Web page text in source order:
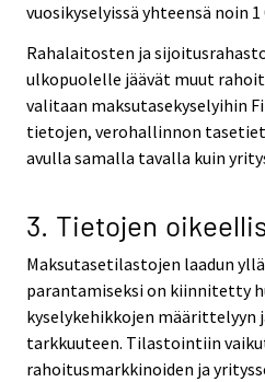
vuosikyselyissä yhteensä noin
Rahalaitosten ja
ulkopuolelle jäävät muut
valitaan maksutasekyselyihin
tietojen, verohallinnon
avulla samalla tavalla kuin
3. Tietojen
Maksutasetilastojen laadun
parantamiseksi on kiinnitetty
kyselykehikkojen määrittelyyn
tarkkuuteen. Tilastointiin
rahoitusmarkkinoiden ja